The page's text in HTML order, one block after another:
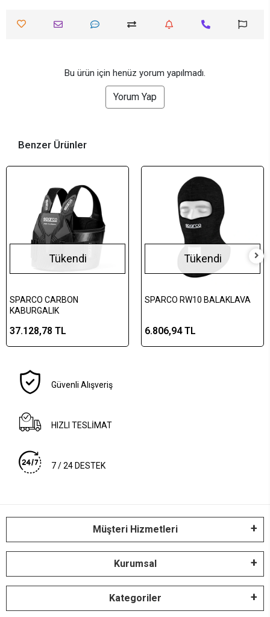
Bu ürün için henüz yorum yapılmadı.
Yorum Yap
Benzer Ürünler
Tükendi
SPARCO CARBON
KABURGALIK
37.128,78 TL
Tükendi
SPARCO RW10 BALAKLAVA
6.806,94 TL
Güvenli Alışveriş
HIZLI TESLİMAT
7 / 24 DESTEK
Müşteri Hizmetleri
Kurumsal
Kategoriler